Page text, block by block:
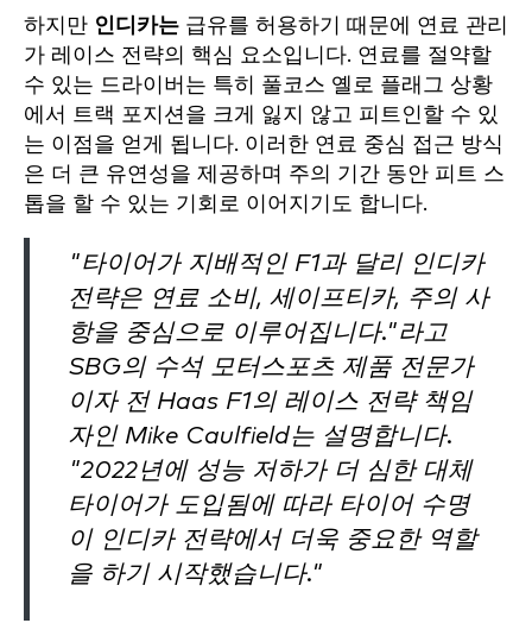
하지만 인디카는 급유를 허용하기 때문에 연료 관리
가 레이스 전략의 핵심 요소입니다. 연료를 절약할
수 있는 드라이버는 특히 풀코스 옐로 플래그 상황
에서 트랙 포지션을 크게 잃지 않고 피트인할 수 있
는 이점을 얻게 됩니다. 이러한 연료 중심 접근 방식
은 더 큰 유연성을 제공하며 주의 기간 동안 피트 스
톱을 할 수 있는 기회로 이어지기도 합니다.
"타이어가 지배적인 F1과 달리 인디카
전략은 연료 소비, 세이프티카, 주의 사
항을 중심으로 이루어집니다."라고
SBG의 수석 모터스포츠 제품 전문가
이자 전 Haas F1의 레이스 전략 책임
자인 Mike Caulfield는 설명합니다.
"2022년에 성능 저하가 더 심한 대체
타이어가 도입됨에 따라 타이어 수명
이 인디카 전략에서 더욱 중요한 역할
을 하기 시작했습니다."